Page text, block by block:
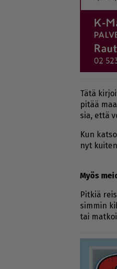
Tätä
pi­tää
sia, et­tä
Kun
nyt
Myös
Pit­kiä
sim­min
tai